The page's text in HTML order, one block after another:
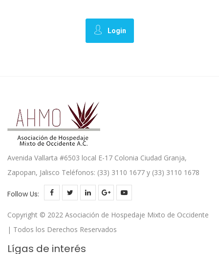
Login
Avenida Vallarta #6503 local E-17 Colonia Ciudad Granja,
Zapopan, Jalisco Teléfonos: (33) 3110 1677 y (33) 3110 1678
Follow Us:
Copyright © 2022 Asociación de Hospedaje Mixto de Occidente
| Todos los Derechos Reservados
Lígas de interés